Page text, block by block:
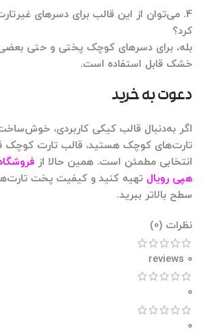
4. می‌توان از این قالب برای دسرهای
کرد؟
بله، برای دسرهای کوچک پختی و حتی
خشک قابل استفاده است.
دعوت به خرید
اگر به‌دنبال قالب کیکی کاربردی،
انتخابی مطمئن است. همین حالا از
هپی رویال تهیه کنید و کیفیت پخت
سطح بالاتر ببرید.
نظرات (0)
0 reviews
0
0